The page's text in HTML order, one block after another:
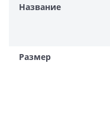
Название
Размер